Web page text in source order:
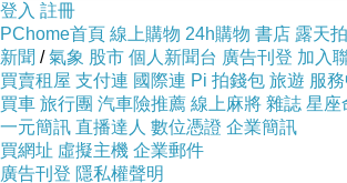
後續車輛的維修保養服務及汽車保
登入 註冊
PChome首頁 線上購物 24h購物 書店 露天
新聞 /氣象 股市 個人新聞台 廣告刊登 加入
買賣租屋 支付連 國際連 Pi 拍錢包 旅遊 服
買車 旅行團 汽車險推薦 線上麻將 雜誌 星座
一元簡訊 直播達人 數位憑證 企業簡訊
買網址 虛擬主機 企業郵件
廣告刊登 隱私權聲明